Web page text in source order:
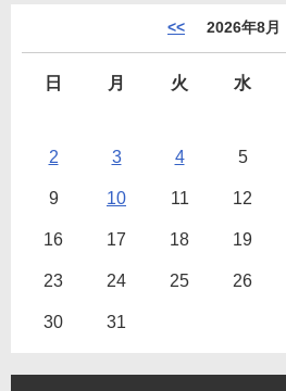
<< 2026年8月
日 月 火 水
2 3 4 5
9 10 11 12
16 17 18 19
23 24 25 26
30 31